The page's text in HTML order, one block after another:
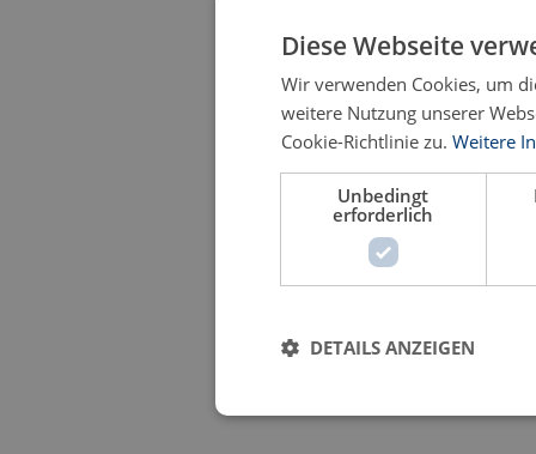
Diese Webseite
Wir verwenden Cookies, um
weitere Nutzung unserer
Cookie-Richtlinie zu. Weitere
Unbedingt
erforderlich
DETAILS ANZEIGEN